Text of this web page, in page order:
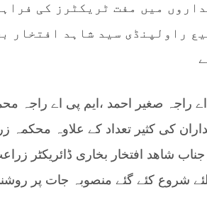
میں مفت ٹریکٹرز کی
راولپنڈی سید شاہد افتخار
اے راجہ صغیر احمد ،ایم پی اے راجہ
کی کثیر تعداد کے علاوہ محکمہ
شاھد افتخار بخاری ڈائریکٹر
شروع کئے گئے منصوبہ جات پر